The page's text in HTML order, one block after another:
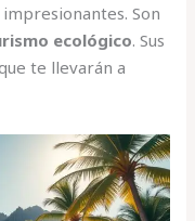
impresionantes. Son
ecológico. Sus
te llevarán a